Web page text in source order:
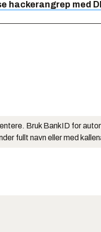
hackerangrep med
Bruk BankID for
fullt navn eller med